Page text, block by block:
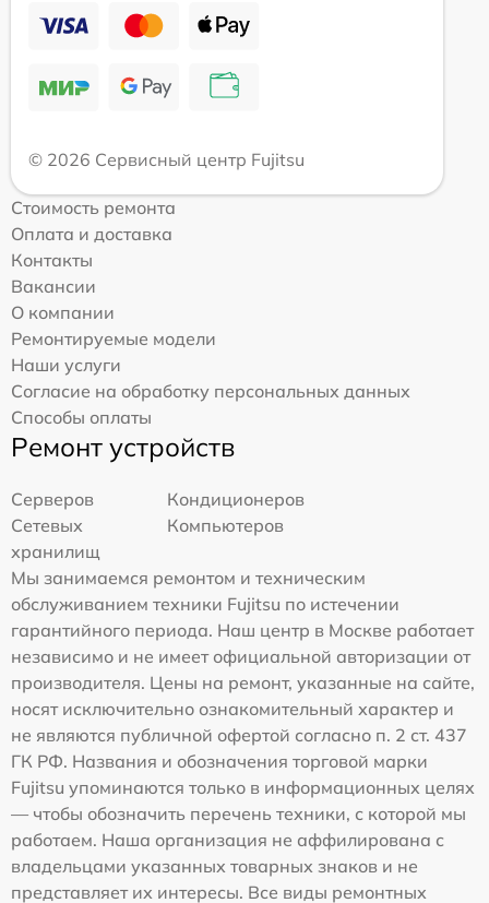
© 2026 Сервисный центр Fujitsu
Стоимость ремонта
Оплата и доставка
Контакты
Вакансии
О компании
Ремонтируемые модели
Наши услуги
Согласие на обработку персональных данных
Способы оплаты
Ремонт устройств
Серверов
Кондиционеров
Сетевых
хранилищ
Компьютеров
Мы занимаемся ремонтом и техническим
обслуживанием техники Fujitsu по истечении
гарантийного периода. Наш центр в Москве работает
независимо и не имеет официальной авторизации от
производителя. Цены на ремонт, указанные на сайте,
носят исключительно ознакомительный характер и
не являются публичной офертой согласно п. 2 ст. 437
ГК РФ. Названия и обозначения торговой марки
Fujitsu упоминаются только в информационных целях
— чтобы обозначить перечень техники, с которой мы
работаем. Наша организация не аффилирована с
владельцами указанных товарных знаков и не
представляет их интересы. Все виды ремонтных